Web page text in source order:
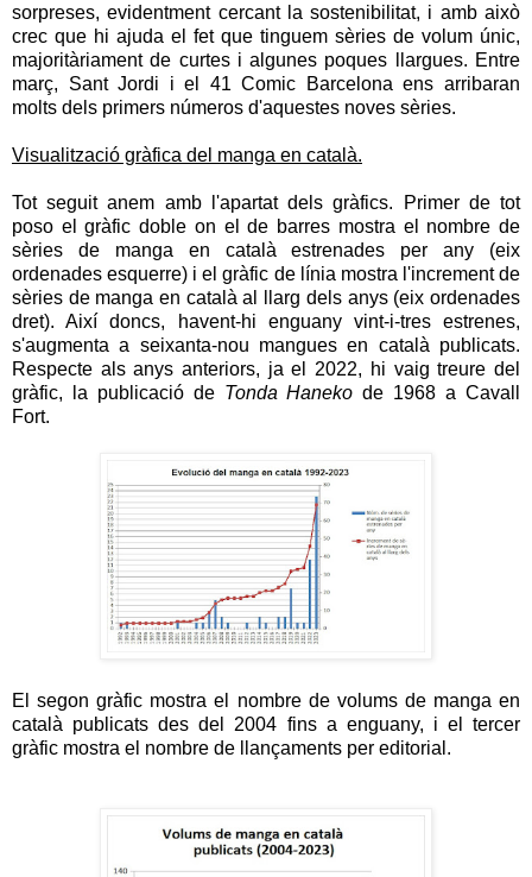
sorpreses, evidentment cercant la sostenibilitat, i amb això
crec que hi ajuda el fet que tinguem sèries de volum únic,
majoritàriament de curtes i algunes poques llargues. Entre
març, Sant Jordi i el 41 Comic Barcelona ens arribaran
molts dels primers números d'aquestes noves sèries.
Visualització gràfica del manga en català.
Tot seguit anem amb l'apartat dels gràfics. Primer de tot
poso el gràfic doble on el de barres mostra el nombre de
sèries de manga en català estrenades per any (eix
ordenades esquerre) i el gràfic de línia mostra l'increment de
sèries de manga en català al llarg dels anys (eix ordenades
dret). Així doncs, havent-hi enguany vint-i-tres estrenes,
s'augmenta a seixanta-nou mangues en català publicats.
Respecte als anys anteriors, ja el 2022, hi vaig treure del
gràfic, la publicació de Tonda Haneko de 1968 a Cavall
Fort.
El segon gràfic mostra el nombre de volums de manga en
català publicats des del 2004 fins a enguany, i el tercer
gràfic mostra el nombre de llançaments per editorial.